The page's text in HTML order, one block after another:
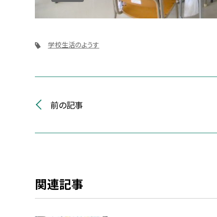
学校生活のようす
前の記事
関連記事